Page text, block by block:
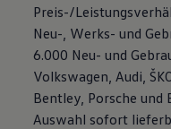
Live
Magazin
Lifestyle
Transport
Familie
Pannen- und
Preis-/
Neu-, Werks- und
6.000 Neu- und
Volkswagen, Audi,
Bentley, Porsche
Auswahl sofort